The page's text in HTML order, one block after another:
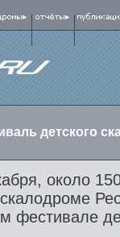
детского
около
фестивале